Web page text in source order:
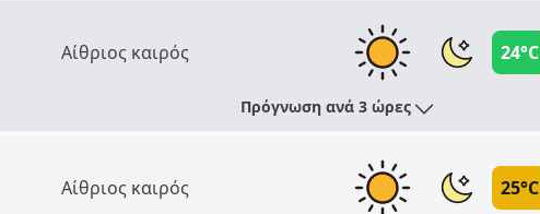
Αίθριος καιρός 24°C
Πρόγνωση ανά 3 ώρες
Αίθριος καιρός 25°C